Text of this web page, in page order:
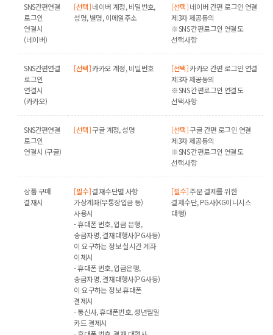
SNS간편연결
로그인
연결시
(네이버)
[선택]네이버 계정, 비밀번호,
성명, 별명, 이메일주소
[선택]네이버 간편 로그인 연결
제3자 제공동의
※SNS 간편로그인 연결도
선택사항
SNS간편연결
로그인
연결시
(카카오)
[선택]카카오 계정, 비밀번호 [선택]카카오 간편 로그인 연결
제3자 제공동의
※SNS 간편로그인 연결도
선택사항
SNS간편연결
로그인
연결시 (구글)
[선택]구글 계정, 성명 [선택]구글 간편 로그인 연결
제3자 제공동의
※SNS 간편로그인 연결도
선택사항
상품 구매
결재시
[필수]결재수단별 사항
가상계좌(무통장입금 등)
사용시
- 휴대폰 번호, 입금 은행,
송금자명, 결재대행사(PG사등)
이 요구하는 정보 실시간 계좌
이체시
- 휴대폰 번호, 입금은행,
송금자명, 결재대행사(PG사등)
이 요구하는 정보 휴대폰
결제시
- 통신사, 휴대폰번호, 생년월일
카드 결제시
[필수]주문 결제를 위한
결제수단, PG사(KG이니시스
대행)